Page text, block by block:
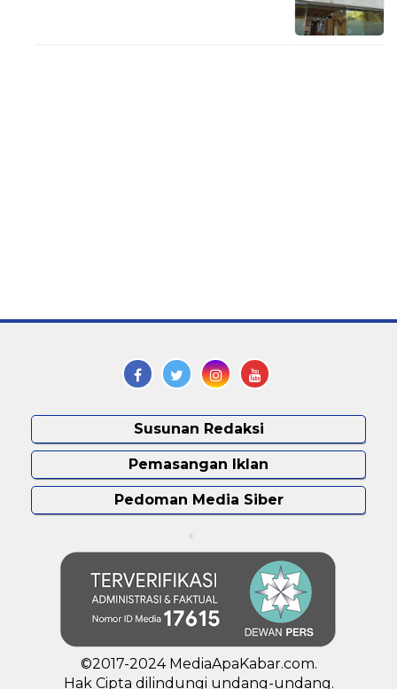
Susunan Redaksi
Pemasangan Iklan
Pedoman Media Siber
©2017-2024 MediaApaKabar.com.
Hak Cipta dilindungi undang-undang.